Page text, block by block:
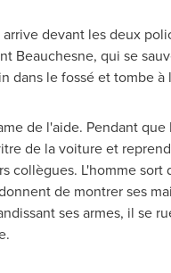
devant les deux
qui se
dans le fossé et tombe à
de l'aide. Pendant
de la voiture et
collègues. L'homme
de montrer ses
ses armes, il se